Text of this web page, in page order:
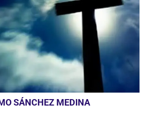
SÁNCHEZ MEDINA